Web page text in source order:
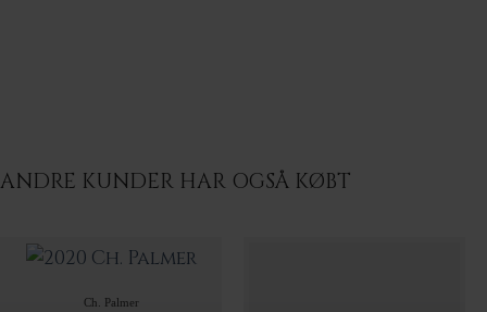
ANDRE KUNDER HAR OGSÅ KØBT
Ch. Palmer